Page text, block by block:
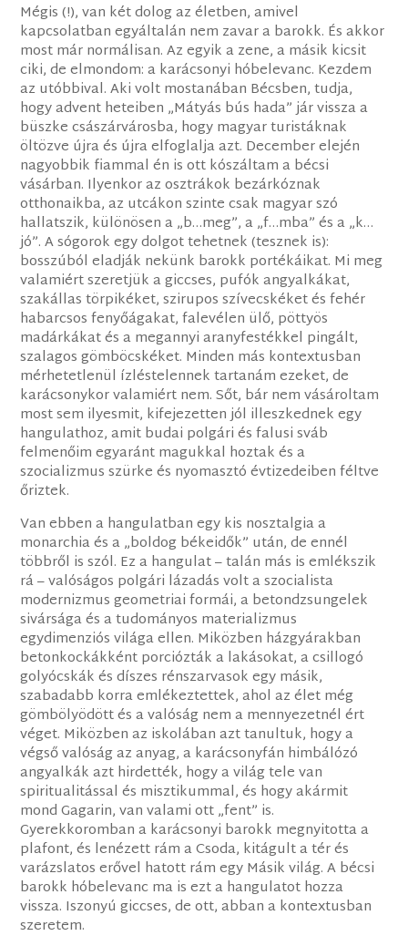
Mégis (!), van két dolog az életben, amivel
kapcsolatban egyáltalán nem zavar a barokk. És akkor
most már normálisan. Az egyik a zene, a másik kicsit
ciki, de elmondom: a karácsonyi hóbelevanc. Kezdem
az utóbbival. Aki volt mostanában Bécsben, tudja,
hogy advent heteiben „Mátyás bús hada” jár vissza a
büszke császárvárosba, hogy magyar turistáknak
öltözve újra és újra elfoglalja azt. December elején
nagyobbik fiammal én is ott kószáltam a bécsi
vásárban. Ilyenkor az osztrákok bezárkóznak
otthonaikba, az utcákon szinte csak magyar szó
hallatszik, különösen a „b…meg”, a „f…mba” és a „k…
jó”. A sógorok egy dolgot tehetnek (tesznek is):
bosszúból eladják nekünk barokk portékáikat. Mi meg
valamiért szeretjük a giccses, pufók angyalkákat,
szakállas törpikéket, szirupos szívecskéket és fehér
habarcsos fenyőágakat, falevélen ülő, pöttyös
madárkákat és a megannyi aranyfestékkel pingált,
szalagos gömböcskéket. Minden más kontextusban
mérhetetlenül ízléstelennek tartanám ezeket, de
karácsonykor valamiért nem. Sőt, bár nem vásároltam
most sem ilyesmit, kifejezetten jól illeszkednek egy
hangulathoz, amit budai polgári és falusi sváb
felmenőim egyaránt magukkal hoztak és a
szocializmus szürke és nyomasztó évtizedeiben féltve
őriztek.
Van ebben a hangulatban egy kis nosztalgia a
monarchia és a „boldog békeidők” után, de ennél
többről is szól. Ez a hangulat – talán más is emlékszik
rá – valóságos polgári lázadás volt a szocialista
modernizmus geometriai formái, a betondzsungelek
sivársága és a tudományos materializmus
egydimenziós világa ellen. Miközben házgyárakban
betonkockákként porciózták a lakásokat, a csillogó
golyócskák és díszes rénszarvasok egy másik,
szabadabb korra emlékeztettek, ahol az élet még
gömbölyödött és a valóság nem a mennyezetnél ért
véget. Miközben az iskolában azt tanultuk, hogy a
végső valóság az anyag, a karácsonyfán himbálózó
angyalkák azt hirdették, hogy a világ tele van
spiritualitással és misztikummal, és hogy akármit
mond Gagarin, van valami ott „fent” is.
Gyerekkoromban a karácsonyi barokk megnyitotta a
plafont, és lenézett rám a Csoda, kitágult a tér és
varázslatos erővel hatott rám egy Másik világ. A bécsi
barokk hóbelevanc ma is ezt a hangulatot hozza
vissza. Iszonyú giccses, de ott, abban a kontextusban
szeretem.